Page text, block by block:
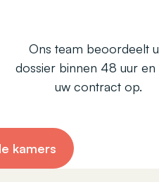
Ons team beoordeelt
dossier binnen 48 uur en
uw contract op.
kamers